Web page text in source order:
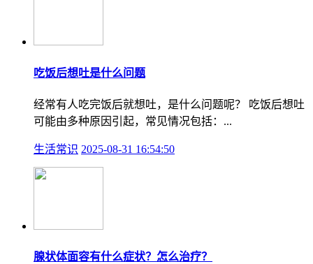
吃饭后想吐是什么问题
经常有人吃完饭后就想吐，是什么问题呢？ 吃饭后想吐
可能由多种原因引起，常见情况包括：...
生活常识 2025-08-31 16:54:50
腺状体面容有什么症状？怎么治疗？